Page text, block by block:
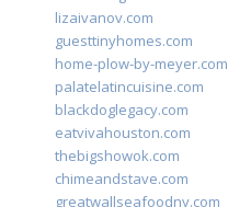
lizaivanov.com
guesttinyhomes.com
home-plow-by-meyer.com
palatelatincuisine.com
blackdoglegacy.com
eatvivahouston.com
thebigshowok.com
chimeandstave.com
greatwallseafoodny.com